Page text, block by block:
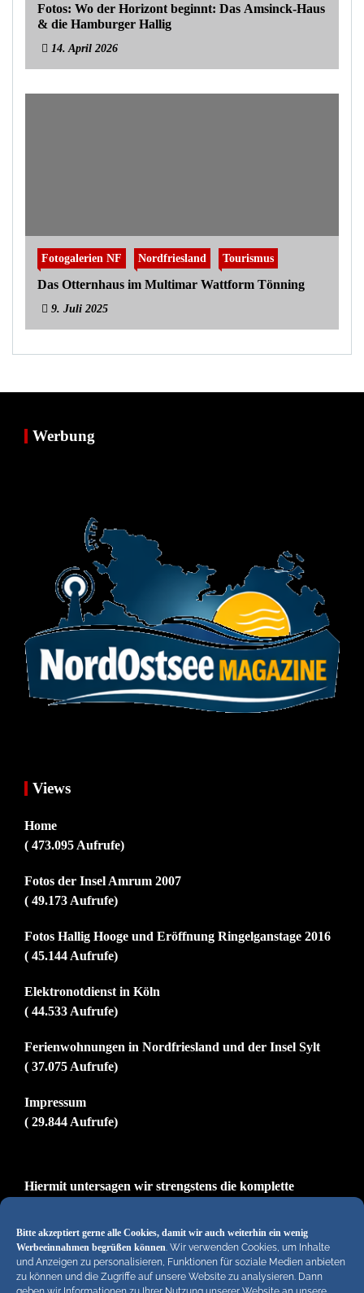
Bitte akzeptiert gerne alle Cookies, damit wir auch weiterhin ein wenig
Werbeeinnahmen begrüßen können. Wir verwenden Cookies, um Inhalte
und Anzeigen zu personalisieren, Funktionen für soziale Medien anbieten
zu können und die Zugriffe auf unsere Website zu analysieren. Dann
Fotos: Wo der Horizont beginnt: Das Amsinck-Haus
& die Hamburger Hallig
14. April 2026
Fotogalerien NF Nordfriesland Tourismus
Das Otternhaus im Multimar Wattform Tönning
9. Juli 2025
Werbung
Views
Home
( 473.095 Aufrufe)
Fotos der Insel Amrum 2007
( 49.173 Aufrufe)
Fotos Hallig Hooge und Eröffnung Ringelganstage 2016
( 45.144 Aufrufe)
Elektronotdienst in Köln
( 44.533 Aufrufe)
Ferienwohnungen in Nordfriesland und der Insel Sylt
( 37.075 Aufrufe)
Impressum
( 29.844 Aufrufe)
Hiermit untersagen wir strengstens die komplette
Teaser bis ca. 200 Zeichen plus Link zum ganzen Artikel
in unseren Blogs. Wir behalten uns bei Verstössen
rechtliche Schritte vor. Die Redaktion!